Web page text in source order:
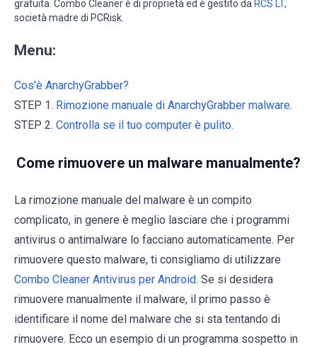
gratuita. Combo Cleaner è di proprietà ed è gestito da RCS LT,
società madre di PCRisk.
Menu:
Cos'è AnarchyGrabber?
STEP 1. Rimozione manuale di AnarchyGrabber malware.
STEP 2. Controlla se il tuo computer è pulito.
Come rimuovere un malware manualmente?
La rimozione manuale del malware è un compito
complicato, in genere è meglio lasciare che i programmi
antivirus o antimalware lo facciano automaticamente. Per
rimuovere questo malware, ti consigliamo di utilizzare
Combo Cleaner Antivirus per Android. Se si desidera
rimuovere manualmente il malware, il primo passo è
identificare il nome del malware che si sta tentando di
rimuovere. Ecco un esempio di un programma sospetto in